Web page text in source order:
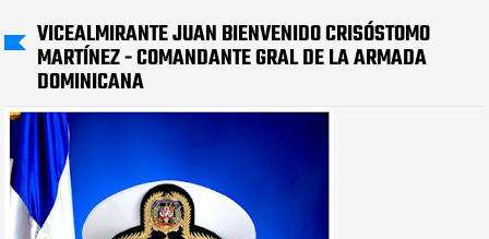
VICEALMIRANTE JUAN BIENVENIDO CRISÓSTOMO
MARTÍNEZ - COMANDANTE GRAL DE LA ARMADA
DOMINICANA